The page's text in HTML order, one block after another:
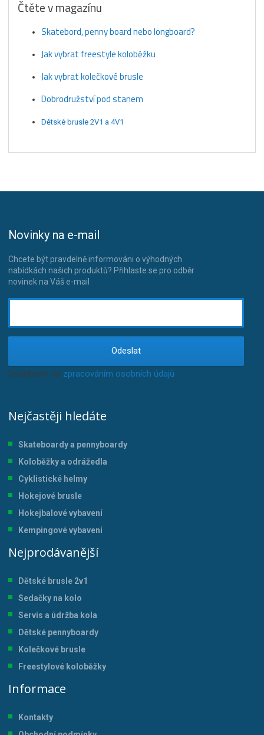
Čtěte v magazínu
Skatebord, penny board nebo longboard?
Jak vybrat freestyle koloběžku
Jak vybrat kolečkové brusle
Dobrodružství pod stanem
Dětské brusle 2V1 a 4V1
Novinky na e-mail
Chcete být pravdelně informováni o výhodných
nabídkách našich produktů? Přihlaste se pro odběr
novinek na Váš e-mail
Odeslat
Souhlasím se zpracováním osobních údajů
Nejčastěji hledáte
Skateboardy a pennyboardy
Koloběžky a odrážedla
Cyklistické helmy
Hokejové brusle
Hokejbalové vybavení
Kempingové vybavení
Nejprodávanější
Dětské brusle 2v1
Sedačky na kolo
Servis a údržba kola
Dětské pennyboardy
Kolečkové brusle
Freestylové koloběžky
Informace
Kontakty